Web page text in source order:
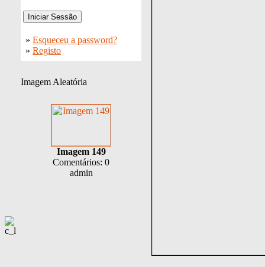
» Esqueceu a password?
» Registo
Imagem Aleatória
Imagem 149
Comentários: 0
admin